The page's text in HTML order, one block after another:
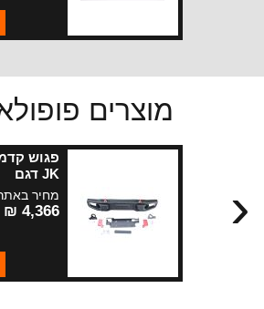
מוצרים
פגוש
JK דגם
"RUBICON"
מחיר
4,366 ₪ ‹